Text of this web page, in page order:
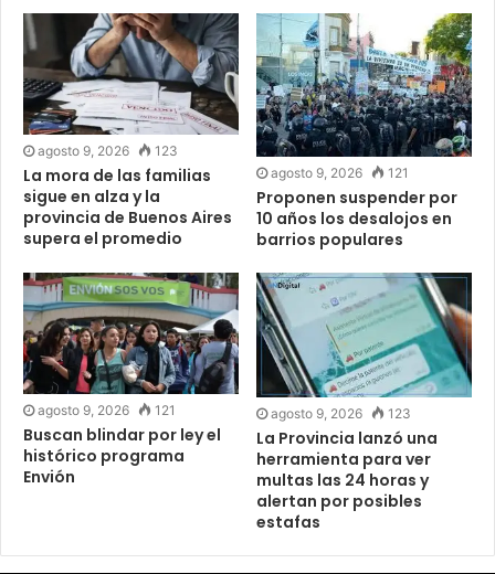
agosto 9, 2026 123
La mora de las familias
sigue en alza y la
provincia de Buenos Aires
supera el promedio
agosto 9, 2026 121
Proponen suspender por
10 años los desalojos en
barrios populares
agosto 9, 2026 121
Buscan blindar por ley el
histórico programa
Envión
agosto 9, 2026 123
La Provincia lanzó una
herramienta para ver
multas las 24 horas y
alertan por posibles
estafas